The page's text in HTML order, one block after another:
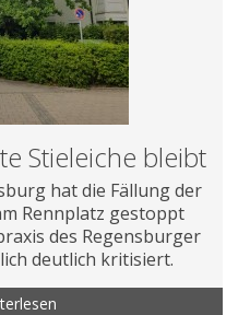
Stieleiche bleibt
hat die Fällung der
Rennplatz gestoppt
des Regensburger
deutlich kritisiert.